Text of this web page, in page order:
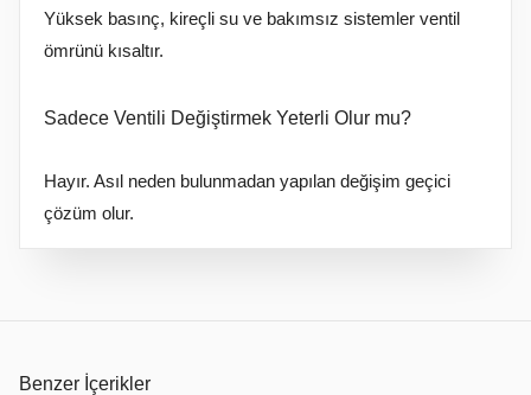
Yüksek basınç, kireçli su ve bakımsız sistemler ventil
ömrünü kısaltır.
Sadece Ventili Değiştirmek Yeterli Olur mu?
Hayır. Asıl neden bulunmadan yapılan değişim geçici
çözüm olur.
Benzer İçerikler